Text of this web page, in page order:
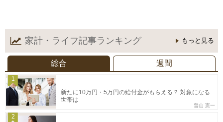
家計・ライフ記事ランキング もっと見る
総合 週間
1
新たに10万円・5万円の給付金がもらえる？ 対象になる
世帯は
畠山 憲一
2